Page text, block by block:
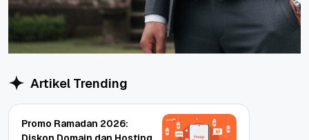
Artikel Trending
Promo Ramadan 2026: